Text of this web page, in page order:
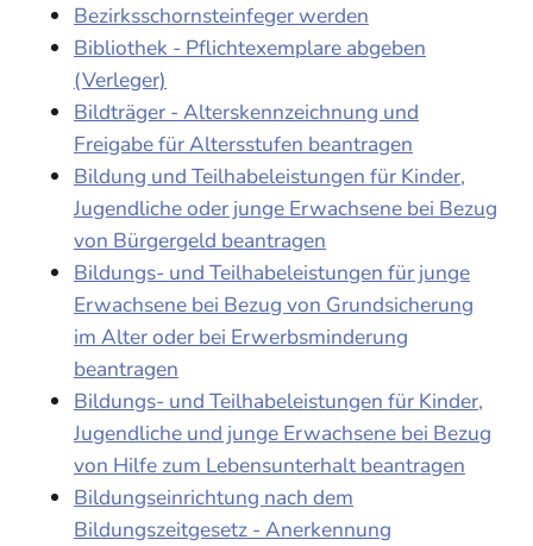
Bezirksschornsteinfeger werden
Bibliothek - Pflichtexemplare abgeben
(Verleger)
Bildträger - Alterskennzeichnung und
Freigabe für Altersstufen beantragen
Bildung und Teilhabeleistungen für Kinder,
Jugendliche oder junge Erwachsene bei Bezug
von Bürgergeld beantragen
Bildungs- und Teilhabeleistungen für junge
Erwachsene bei Bezug von Grundsicherung
im Alter oder bei Erwerbsminderung
beantragen
Bildungs- und Teilhabeleistungen für Kinder,
Jugendliche und junge Erwachsene bei Bezug
von Hilfe zum Lebensunterhalt beantragen
Bildungseinrichtung nach dem
Bildungszeitgesetz - Anerkennung